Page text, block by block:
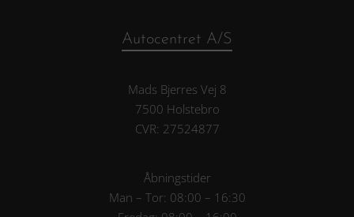
Autocentret A/S
Mads Bjerres Vej 8
7500 Holstebro
CVR: 27524877
Åbningstider
Man – Tor: 08:00 – 16:30